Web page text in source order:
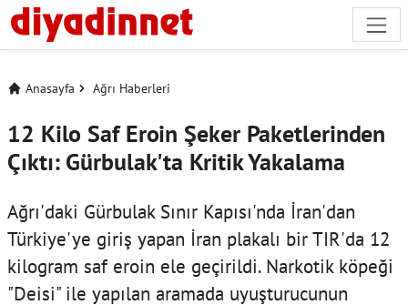
Anasayfa Ağrı Haberleri
12 Kilo Saf Eroin Şeker Paketlerinden
Çıktı: Gürbulak'ta Kritik Yakalama
Ağrı'daki Gürbulak Sınır Kapısı'nda İran'dan
Türkiye'ye giriş yapan İran plakalı bir TIR'da 12
kilogram saf eroin ele geçirildi. Narkotik köpeği
"Deisi" ile yapılan aramada uyuşturucunun